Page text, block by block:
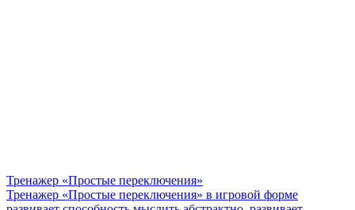
Тренажер «Простые переключения»
Тренажер «Простые переключения» в игровой форме